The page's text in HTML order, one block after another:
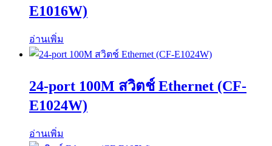
E1016W)
อ่านเพิ่ม
24-port 100M​​ สวิตช์ Ethernet (CF-
E1024W)
อ่านเพิ่ม